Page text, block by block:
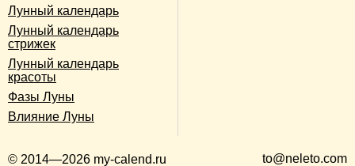
Лунный календарь
Лунный календарь
стрижек
Лунный календарь
красоты
Фазы Луны
Влияние Луны
© 2014—2026 my-calend.ru to@neleto.com